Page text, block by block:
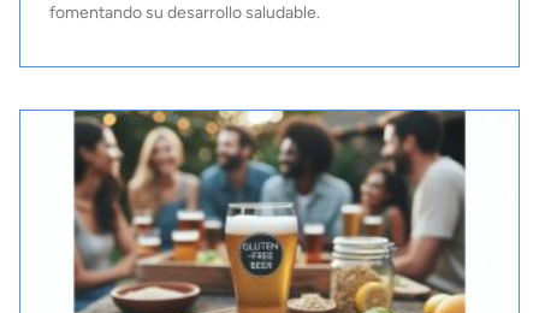
fomentando su desarrollo saludable.